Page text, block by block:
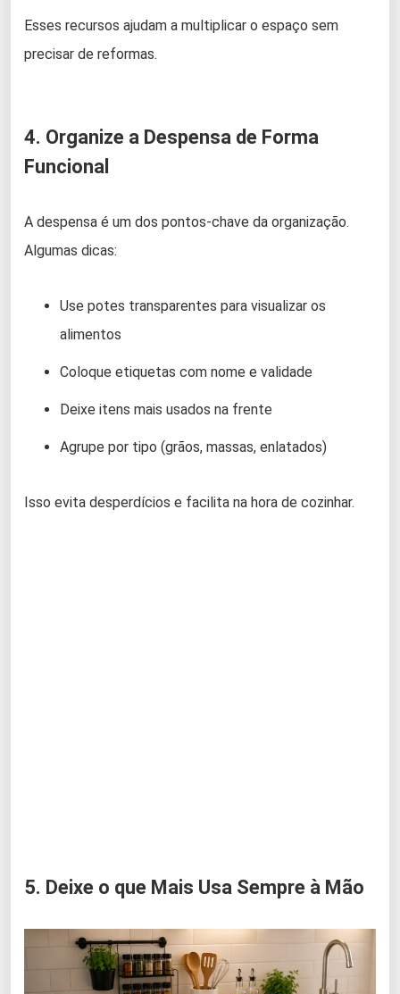
Esses recursos ajudam a multiplicar o espaço sem
precisar de reformas.
4. Organize a Despensa de Forma
Funcional
A despensa é um dos pontos-chave da organização.
Algumas dicas:
Use potes transparentes para visualizar os
alimentos
Coloque etiquetas com nome e validade
Deixe itens mais usados na frente
Agrupe por tipo (grãos, massas, enlatados)
Isso evita desperdícios e facilita na hora de cozinhar.
5. Deixe o que Mais Usa Sempre à Mão